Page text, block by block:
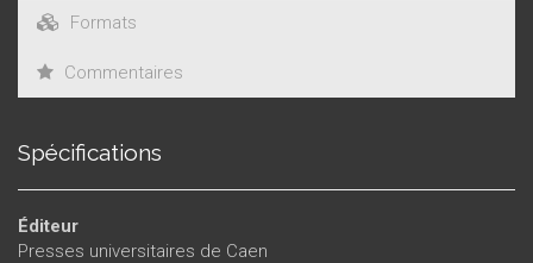
Formats
Commentaires
Spécifications
Éditeur
Presses universitaires de Caen